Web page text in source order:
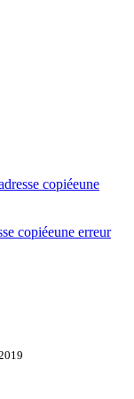
copiéeune
copiéeune erreur